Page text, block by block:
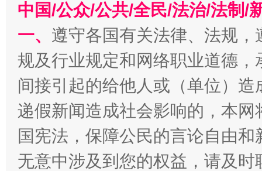
一批国家标准开始实施 从
中国/公众/公共/全民/法治/法制/
一、 遵守各国有关法律、法规
规及行业规定和网络职业道德
间接引起的给他人或（单位）
递假新闻造成社会影响的，本
国宪法，保障公民的言论自由
无意中涉及到您的权益，请及